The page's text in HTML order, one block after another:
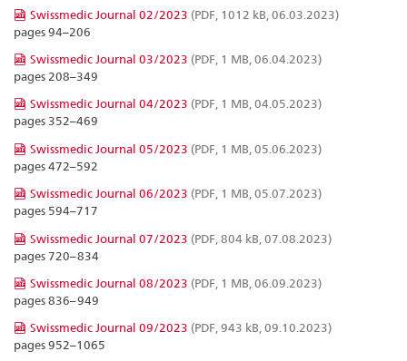
Swissmedic Journal 02/2023 (PDF, 1012 kB, 06.03.2023)
pages 94–206
Swissmedic Journal 03/2023 (PDF, 1 MB, 06.04.2023)
pages 208–349
Swissmedic Journal 04/2023 (PDF, 1 MB, 04.05.2023)
pages 352–469
Swissmedic Journal 05/2023 (PDF, 1 MB, 05.06.2023)
pages 472–592
Swissmedic Journal 06/2023 (PDF, 1 MB, 05.07.2023)
pages 594–717
Swissmedic Journal 07/2023 (PDF, 804 kB, 07.08.2023)
pages 720–834
Swissmedic Journal 08/2023 (PDF, 1 MB, 06.09.2023)
pages 836–949
Swissmedic Journal 09/2023 (PDF, 943 kB, 09.10.2023)
pages 952–1065